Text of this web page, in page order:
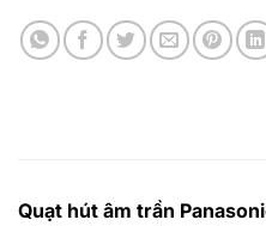
Quạt hút âm trần